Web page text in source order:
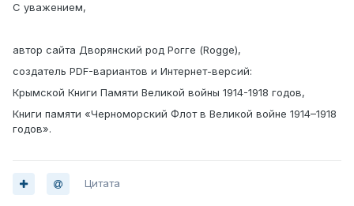
С уважением,
автор сайта Дворянский род Рогге (Rogge),
создатель PDF-вариантов и Интернет-версий:
Крымской Книги Памяти Великой войны 1914-1918 годов,
Книги памяти «Черноморский Флот в Великой войне 1914–1918
годов».
Цитата